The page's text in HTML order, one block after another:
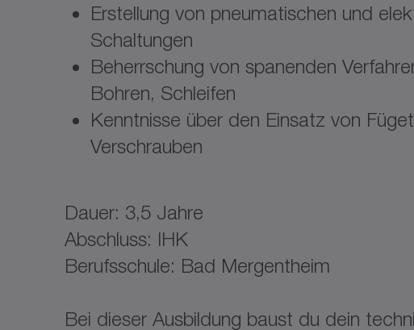
Erstellung von pneumatischen und
Schaltungen
Beherrschung von spanenden
Bohren, Schleifen
Kenntnisse über den Einsatz von
Verschrauben
Dauer: 3,5 Jahre
Abschluss: IHK
Berufsschule: Bad Mergentheim
Bei dieser Ausbildung baust du dein